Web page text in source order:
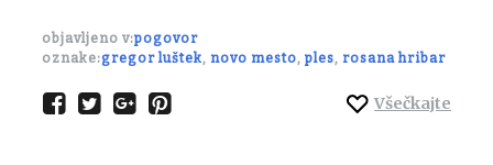
objavljeno v:pogovor
oznake:gregor luštek, novo mesto, ples, rosana hribar
Všečkajte